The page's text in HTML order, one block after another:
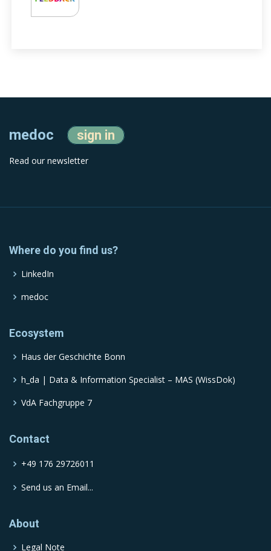
medoc sign in
Read our newsletter
Where do you find us?
LinkedIn
medoc
Ecosystem
Haus der Geschichte Bonn
h_da | Data & Information Specialist – MAS (WissDok)
VdA Fachgruppe 7
Contact
+49 176 29726011
Send us an Email...
About
Legal Note